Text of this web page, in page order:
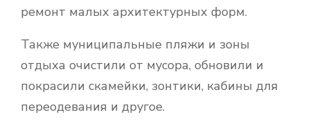
ремонт малых архитектурных форм.
Также муниципальные пляжи и зоны
отдыха очистили от мусора, обновили и
покрасили скамейки, зонтики, кабины для
переодевания и другое.